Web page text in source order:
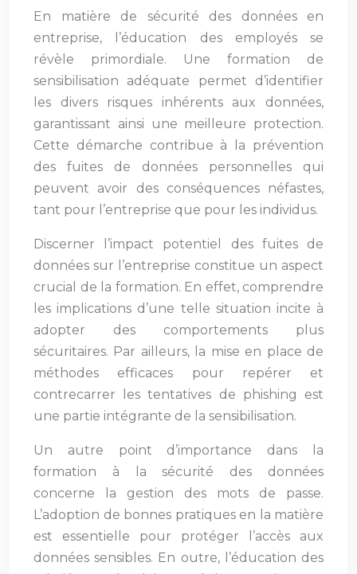
En matière de sécurité des données en
entreprise, l’éducation des employés se
révèle primordiale. Une formation de
sensibilisation adéquate permet d’identifier
les divers risques inhérents aux données,
garantissant ainsi une meilleure protection.
Cette démarche contribue à la prévention
des fuites de données personnelles qui
peuvent avoir des conséquences néfastes,
tant pour l’entreprise que pour les individus.
Discerner l’impact potentiel des fuites de
données sur l’entreprise constitue un aspect
crucial de la formation. En effet, comprendre
les implications d’une telle situation incite à
adopter des comportements plus
sécuritaires. Par ailleurs, la mise en place de
méthodes efficaces pour repérer et
contrecarrer les tentatives de phishing est
une partie intégrante de la sensibilisation.
Un autre point d’importance dans la
formation à la sécurité des données
concerne la gestion des mots de passe.
L’adoption de bonnes pratiques en la matière
est essentielle pour protéger l’accès aux
données sensibles. En outre, l’éducation des